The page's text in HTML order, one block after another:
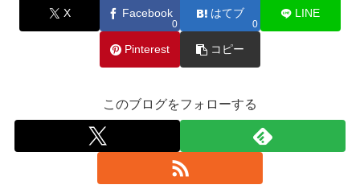
X Facebook
0
はてブ
0
LINE
Pinterest コピー
このブログをフォローする